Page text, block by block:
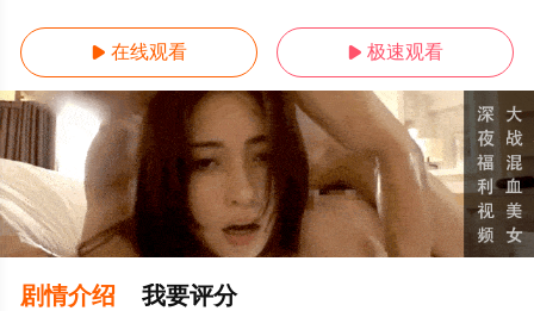
 在线观看  极速观看
剧情介绍 我要评分